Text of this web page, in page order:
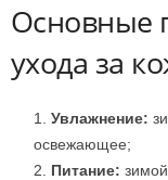
Основные
ухода за
Увлажнение:
освежающее;
Питание: